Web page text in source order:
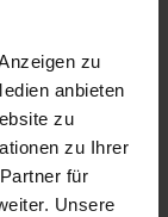
zu
anbieten
zu
zu Ihrer
für
Unsere
den letzten
Blick
Schule
des Lebens.
Bekehrung